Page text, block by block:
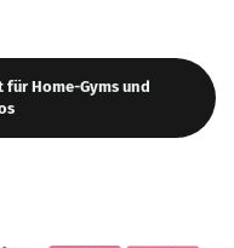
Home-Gyms und